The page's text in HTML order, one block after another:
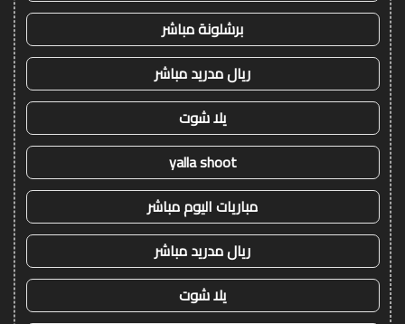
برشلونة مباشر
ريال مدريد مباشر
يلا شوت
yalla shoot
مباريات اليوم مباشر
ريال مدريد مباشر
يلا شوت